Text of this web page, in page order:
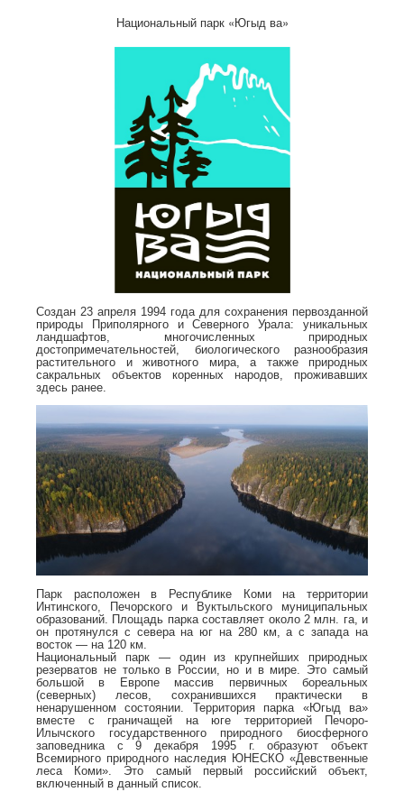
Национальный парк «Югыд ва»
Создан 23 апреля 1994 года для сохранения первозданной
природы Приполярного и Северного Урала: уникальных
ландшафтов, многочисленных природных
достопримечательностей, биологического разнообразия
растительного и животного мира, а также природных
сакральных объектов коренных народов, проживавших
здесь ранее.
Парк расположен в Республике Коми на территории
Интинского, Печорского и Вуктыльского муниципальных
образований. Площадь парка составляет около 2 млн. га, и
он протянулся с севера на юг на 280 км, а с запада на
восток — на 120 км.
Национальный парк — один из крупнейших природных
резерватов не только в России, но и в мире. Это самый
большой в Европе массив первичных бореальных
(северных) лесов, сохранившихся практически в
ненарушенном состоянии. Территория парка «Югыд ва»
вместе с граничащей на юге территорией Печоро-
Илычского государственного природного биосферного
заповедника с 9 декабря 1995 г. образуют объект
Всемирного природного наследия ЮНЕСКО «Девственные
леса Коми». Это самый первый российский объект,
включенный в данный список.